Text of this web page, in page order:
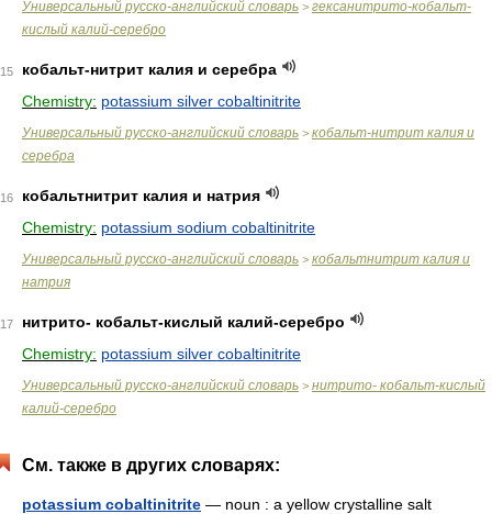
Универсальный русско-английский словарь > гексанитрито-кобальт-
кислый калий-серебро
15
кобальт-нитрит калия и серебра
Chemistry: potassium silver cobaltinitrite
Универсальный русско-английский словарь > кобальт-нитрит калия и
серебра
16
кобальтнитрит калия и натрия
Chemistry: potassium sodium cobaltinitrite
Универсальный русско-английский словарь > кобальтнитрит калия и
натрия
17
нитрито- кобальт-кислый калий-серебро
Chemistry: potassium silver cobaltinitrite
Универсальный русско-английский словарь > нитрито- кобальт-кислый
калий-серебро
См. также в других словарях:
potassium cobaltinitrite — noun : a yellow crystalline salt